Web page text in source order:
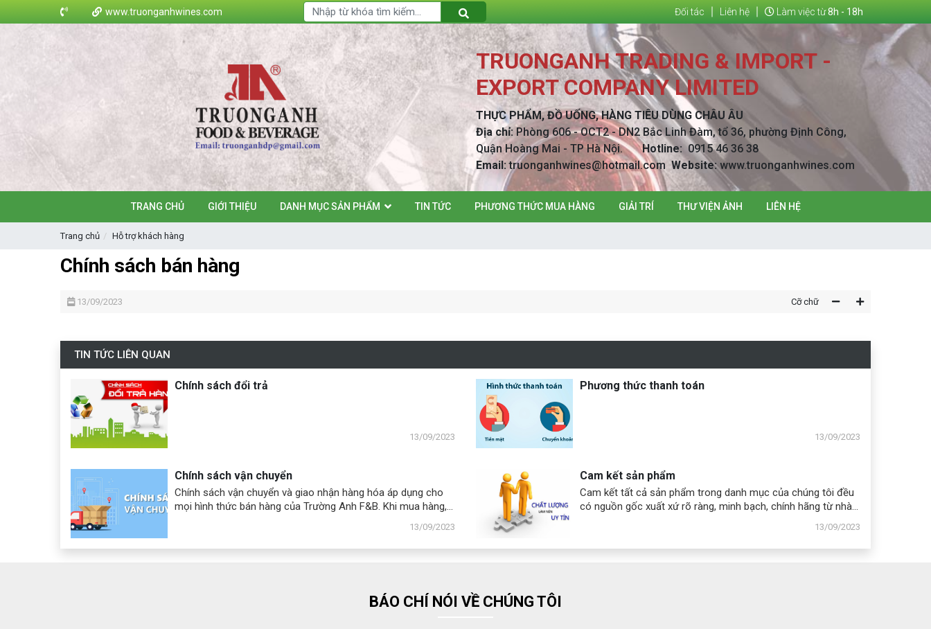
www.truonganhwines.com Đối tác Liên hệ Làm việc từ8h - 18h
TRUONGANH TRADING & IMPORT -
EXPORT COMPANY LIMITED
THỰC PHẨM, ĐỒ UỐNG, HÀNG TIÊU DÙNG CHÂU ÂU
Địa chỉ: Phòng 606 - OCT2 - DN2 Bắc Linh Đàm, tổ 36, phường Định Công,
Quận Hoàng Mai - TP Hà Nội.Hotline:0915 46 36 38
Email: truonganhwines@hotmail.com Website:www.truonganhwines.com
TRANG CHỦ GIỚI THIỆU DANH MỤC SẢN PHẨM TIN TỨC PHƯƠNG THỨC MUA HÀNG GIẢI TRÍ THƯ VIỆN ẢNH LIÊN HỆ
Trang chủ Hỗ trợ khách hàng
Chính sách bán hàng
13/09/2023 Cỡ chữ
TIN TỨC LIÊN QUAN
Chính sách đổi trả
13/09/2023
Phương thức thanh toán
13/09/2023
Chính sách vận chuyển
Chính sách vận chuyển và giao nhận hàng hóa áp dụng cho
mọi hình thức bán hàng của Trường Anh F&B. Khi mua hàng,
13/09/2023
Cam kết sản phẩm
Cam kết tất cả sản phẩm trong danh mục của chúng tôi đều
có nguồn gốc xuất xứ rõ ràng, minh bạch, chính hãng từ nhà
nhận CO, CQ. Công bố chất lượng từng sản phẩm, tem phụ...
13/09/2023
BÁO CHÍ NÓI VỀ CHÚNG TÔI